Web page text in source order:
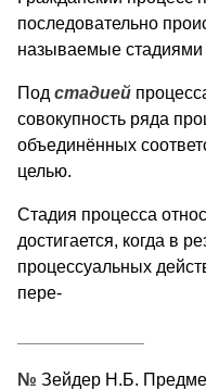
последовательно
называемые стадиями
Под стадией
совокупность ряда
объединённых
целью.
Стадия процесса
достигается, когда в
процессуальных
пере-
№ Зейдер Н.Б.